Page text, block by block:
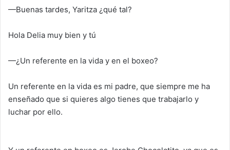
—Buenas tardes, Yaritza ¿qué tal?
Hola Delia muy bien y tú
—¿Un referente en la vida y en el boxeo?
Un referente en la vida es mi padre, que siempre me ha
enseñado que si quieres algo tienes que trabajarlo y
luchar por ello.